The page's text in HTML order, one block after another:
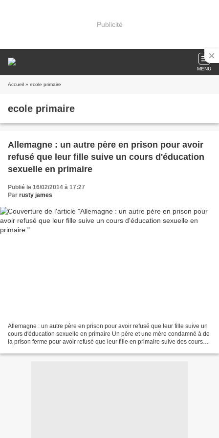
Publicité
MENU
Accueil » ecole primaire
ecole primaire
Allemagne : un autre père en prison pour avoir
refusé que leur fille suive un cours d'éducation
sexuelle en primaire
Publié le 16/02/2014 à 17:27
Par rusty james
Allemagne : un autre père en prison pour avoir refusé que leur fille suive un
cours d'éducation sexuelle en primaire Un père et une mère condamné à de
la prison ferme pour avoir refusé que leur fille en primaire suive des cours